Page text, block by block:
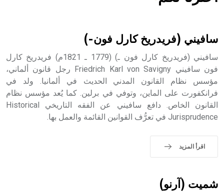
هل تعلم أن الأبسيد كلمة فرنسية اللفظ تم اعتمادها مصطلحاً
- هل تعلم أن أبجر Abgar اسم معروف جيداً يعود إلى عدد من
الملوك الذين حكموا مدينة إديسا (الرها) من أبجر الأول وحتى
التاسع، وهم ينتسبون إلى أسرة أوسروين
حيث تقتصر القيمة الصوتية للعلامة الك
سافيني (فريدريخ كارل فون-)
سافيني (فريدريخ كارل فون ـ) (1779 ـ 1821م) فريدريخ كارل
فون سافيني Friedrich Karl von Savigny رجل قانون ألماني،
مؤسس نظام القانون المدني الحديث في ألمانيا. ولد في
فرانكفورت على الماين، وتوفي في برلين. كما يُعد مؤسس نظام
القانون الخاص. دافع سافيني عن الفقه التاريخي Historical
Jurisprudence في تعرُّف القوانين القائمة والعمل بها.
اقرأ المزيد
شميت (آرنو)